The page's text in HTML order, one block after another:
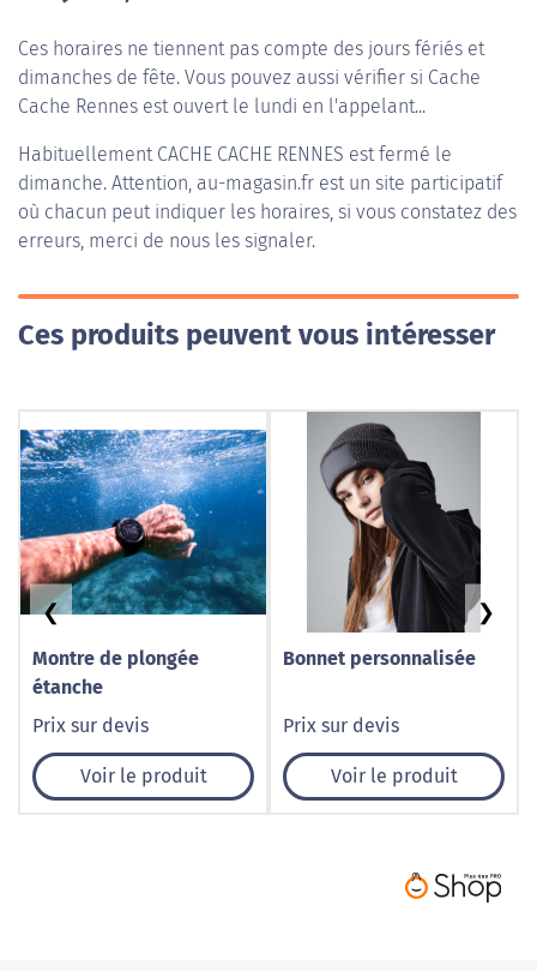
Ces horaires ne tiennent pas compte des jours fériés et
dimanches de fête. Vous pouvez aussi vérifier si Cache
Cache Rennes est ouvert le lundi en l'appelant...
Habituellement CACHE CACHE RENNES est fermé le
dimanche. Attention, au-magasin.fr est un site participatif
où chacun peut indiquer les horaires, si vous constatez des
erreurs, merci de nous les signaler.
Ces produits peuvent vous intéresser
Montre de plongée
étanche
Prix sur devis
Voir le produit
Bonnet personnalisée
Prix sur devis
Voir le produit
❮ ❯